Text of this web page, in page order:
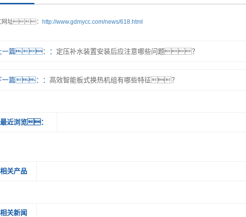
网址： http://www.gdmycc.com/news/618.html
一篇： 定压补水装置安装后应注意哪些问题？
一篇： 高效智能板式换热机组有哪些特征？
最近浏览：
相关产品
相关新闻